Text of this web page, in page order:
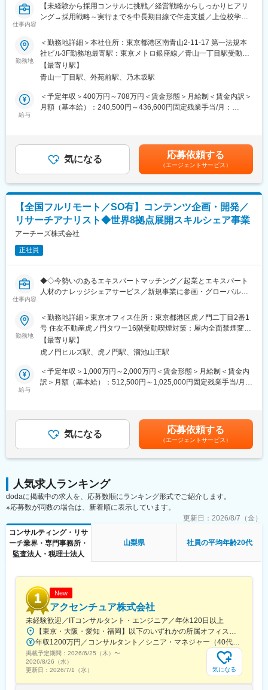
賀駅、横浜駅、上溝駅、川崎駅、平塚駅、茅ケ崎駅、大和駅(神奈
川県)、本厚木駅、小田原駅、鎌倉駅、秦野駅、座間駅、伊勢原
田駅(長野県)、豊科駅、中野松川駅、飯山駅、須坂駅、広丘駅、甲
府駅、竜王駅、石和温泉駅、富士山駅、山梨市駅、都留市駅、韮
崎駅、大月駅、富山駅、越中中川駅、砺波駅、黒部駅、魚津駅、
滑川駅、金沢駅、福井駅(福井県)、敦賀駅、浜松駅、静岡駅、富士
駅、沼津駅、磐田駅、藤枝駅、岡崎駅、豊橋駅、名古屋駅、刈谷
市駅、名鉄一宮駅、三河安城駅、岐阜駅、各務ケ原駅、多治見
駅、可児駅、四日市駅、津駅、名張駅、布施駅、豊中駅、吹田駅
駅(阪急線)、芦屋駅(東海道本線)、大津駅、草津駅(滋賀県)、彦根
駅、八日市駅、倉敷市駅、岡山駅、津山駅、広島駅、福山駅、呉
駅、西条駅(広島県)、尾道駅、下関駅、山口駅(山口県)、宇部駅、
駅、徳島駅、阿南駅、鳴門駅、久留米駅、小倉駅(福岡県)、大牟田
駅、筑紫駅、天神駅、大分駅、別府駅(大分県)、中津駅(大分県)、
宮崎駅、延岡駅、都城駅、鹿児島駅、熊本駅、佐賀駅、長崎駅(長
崎県)、佐世保駅、那覇空港駅(鉄道)、秋葉原駅、高田馬場駅、綾
瀬駅、豊田駅、溝の口駅、なんば駅(地下鉄)、心斎橋駅、天王寺
駅、金山駅(愛知県)、伏見駅(愛知県)、博多駅、中洲川端駅、山科
駅、久喜駅、本八幡駅(総武線)、大宮駅(埼玉県)、さっぽろ駅、函
館駅前駅、津軽五所川原駅、田茂山駅、あおば通駅、曽根田駅、
鷹巣駅、工機前駅、佐貫駅、宇都宮駅東口駅、今市駅、中央前橋
駅、西桐生駅、川口駅、北朝霞駅、新代田駅、蓮沼駅、西葛西
赤羽岩淵駅、新宿駅(東京メトロ)、東池袋駅、不動前駅、住吉駅
(東京都)、六本木一丁目駅、布田駅、稲荷町駅(東京都)、立川北
駅、三越前駅、二重橋前駅、桜街道駅、京成船橋駅、京成千葉
駅、北習志野駅、野田市駅、京成成田駅、仲ノ町駅、逸見駅、新
逗子・葉山駅、西松本駅、岩村田駅、南豊科駅、志貴野中学校前
駅、新魚津駅、北鉄金沢駅、福井駅、新浜松駅、新静岡駅、新豊
ド駅、宝塚南口駅、新伊丹駅、芦屋川駅、上栄町駅、新八日市
駅、倉敷駅、岡山駅前駅、電鉄出雲市駅、高知駅前駅、宮田町
駅、高松築港駅、眉山ロープウェイ山麓駅、西鉄福岡駅、鹿児島
駅前駅、熊本駅前駅、長崎駅前駅、佐世保中央駅、神泉駅、岩本
橋駅、大阪阿部野橋駅、東別院駅、丸の内駅(愛知県)、祇園駅(福
岡県)、櫛田神社前駅、京阪山科駅、本八幡駅(都営線)、北１２条
駅、松風町駅、広瀬通駅、東宿郷駅、下北沢駅、京成関屋駅、新
宿駅、都電雑司ケ谷駅、麻布十番駅、京成上野駅、立川南駅、茅
場町駅、京橋駅(東京都)、東海神駅、栄町駅(千葉県)、汐入駅、高
島町駅、電鉄富山駅、広小路駅(富山県)、七ツ屋駅、新福井駅、第
一通り駅、日吉町駅、駅前駅、名鉄名古屋駅、河内永和駅、大阪
梅田駅(阪神線)、東寺駅、阪神国道駅、西新町駅、高速神戸駅、芦
(愛媛県)、天神南駅、桜島桟橋通駅、二本木口駅、五島町駅、中佐
世保駅、末広町駅(東京都)、下落合駅、武蔵溝ノ口駅、なんば駅
(南海線)、長堀橋駅、天王寺駅前駅、栄駅(愛知県)、呉服町駅(福岡
県)、四宮駅、京成八幡駅
仕事内容
【未経験から採用コンサルに挑戦／経営戦略からしっかりヒアリ
ング→採用戦略～実行までを中長期目線で伴走支援／上位校学生
■業務内容：
厳選成長企業の採用コンサル担当として、採用戦略立案～ディレ
クション・実行までを一貫して担当いただきます。
年間を通じてクライアントの経営者・経営チームにとって信頼で
きるパートナーとなるべく、ヒューマンキャピタル分野における
知見とノウハウを蓄積していき、価値を提供する仕事です。
度が大きく、将来の幹部候補としての採用を検討する企業も多い
です。
その為ただ数字を追うのではなく、本当に企業にとって意味のあ
伴走するため、コンサルティングの立場で企業課題に貢献できま
す。
年齢・年次に関係なく、自由に意見を言い合えるフラットな社風
です。
クや業務に関する相談がしやすいです。
半期ごとに年二回振り返りを実施しています。市場価値ベースの
評価制度を設けており、ご経験次第で新卒入社2,3年目で事業部長
やマネジャーとして活躍する社員や、ご自身のアイデアを元に新
規事業を立ち上げ責任者として活躍する社員もいます。
■当社の特徴：
「人の可能性を引き出し 才能を最適に配置することで 新産業
たる歴史があり、この領域において常に先進的な立ち位置であ
り、確立された独自のブランドを有しています。
95%以上という高いリピート率が示すように、営業活動を同じ世
界観を共有できるお客様のみに限定することで、深い信頼関係を
貢献度合いを実現しています。
変更の範囲：会社の定める業務
勤務地
＜勤務地詳細＞本社住所：東京都港区南青山2-11-17 第一法規本
社ビル3F勤務地最寄駅：東京メトロ銀座線／青山一丁目駅受動喫
煙対策：敷地内全面禁煙変更の範囲：会社の定める事業所（リモ
ートワーク含む）
【最寄り駅】
青山一丁目駅、外苑前駅、乃木坂駅
給与
＜予定年収＞400万円～708万円＜賃金形態＞月給制＜賃金内訳＞
月額（基本給）：240,500円～436,600円固定残業手当/月：
給与詳細は経験・能力・前職給与等を踏まえて決定賃金はあくま
でも目安の金額であり、選考を通じて上下する可能性がありま
す。月給(月額)は固定手当を含めた表記です。
気になる 応募依頼する
（エージェントサービス）
【全国フルリモート／SO有】コンテンツ企画・開発／
リサーチアナリスト◆世界8拠点展開スキルシェア事業
アーチーズ株式会社
正社員
仕事内容
◆◇今勢いのあるエキスパートマッチング／起業とエキスパート
人材のナレッジシェアサービス／新規事業に参画・グローバルに
アーチーズが展開する機関投資家向けインテリジェンス・プラッ
トフォーム「Expert Knowledge Bank」は、各領域のトップエキ
スパートの知見を構造化し、投資家の高度な意思決定を支える一
次情報データベースです。
現在、当社の独自データはBloomberg経由でも配信されるなど世
界中から注目を集めており、日本発の知見を起点にアジア全域へ
拡大するフェーズにあります。
エキスパートの知見を「投資家の意思決定に直結するインテリジ
ェンス」へとデザインし、「Expert Knowledge Bank」をEnd-to-
Endで創り上げる新規事業開発およびプロダクトマネジメントを
世界中の投資家が真に渇望する「世の中にない一次情報」を特
定・収集し、意思決定に使える状態へとデザイン
◎プロダクト開発とITチーム連携
収集したインテリジェンスをプラットフォーム上にどう実装し、
価値を最大化するか、ITチームと連携してプロダクト開発を牽引
◎トップ投資家との対話とセールス連携
機関投資家の潜在的ニーズや求める機能を正確に把握。セールス
チームと協働し、完成したプロダクトを市場へ強力に売り込み
ン」や「最終的な商品化・ビジネスデベロップメント」という高
付加価値業務にフォーカスする体制を構築
■ポジション魅力
◎勤務地・働く場所は完全自由
国内外問わず「どこで働いてもOK」です。プロフェッショナルと
して成果にコミットしていただく分、働く環境はライフスタイル
に合わせて完全に自由な選択が可能です。
勤務地
＜勤務地詳細＞東京オフィス住所：東京都港区虎ノ門二丁目2番1
号 住友不動産虎ノ門タワー16階受動喫煙対策：屋内全面禁煙変更
の範囲：会社の定める事業所（リモートワーク含む）
【最寄り駅】
虎ノ門ヒルズ駅、虎ノ門駅、溜池山王駅
給与
＜予定年収＞1,000万円～2,000万円＜賃金形態＞月給制＜賃金内
訳＞月額（基本給）：512,500円～1,025,000円固定残業手当/月：
当社規定に基づき、経験・能力・前職の給与などを考慮して決定
します。■年間賞与：平均1～2ヵ月分■別途SO付与の可能性有賃
金はあくまでも目安の金額であり、選考を通じて上下する可能性
があります。月給(月額)は固定手当を含めた表記です。
気になる 応募依頼する
（エージェントサービス）
人気求人ランキング
dodaに掲載中の求人を、応募数順にランキング形式でご紹介します。
※応募数が同数の場合は、新着順に表示しています。
更新日： 2026/8/7（金）
コンサルティング・リサ
ーチ業界・専門事務所・
監査法人・税理士法人
山梨県 社員の平均年齢20代
New
アクセンチュア株式会社
未経験歓迎／ITコンサルタント・エンジニア／年休120日以上
掲載予定期間： 2026/6/25（木） 〜
2026/8/26（水）
更新日： 2026/7/1（水） 気になる